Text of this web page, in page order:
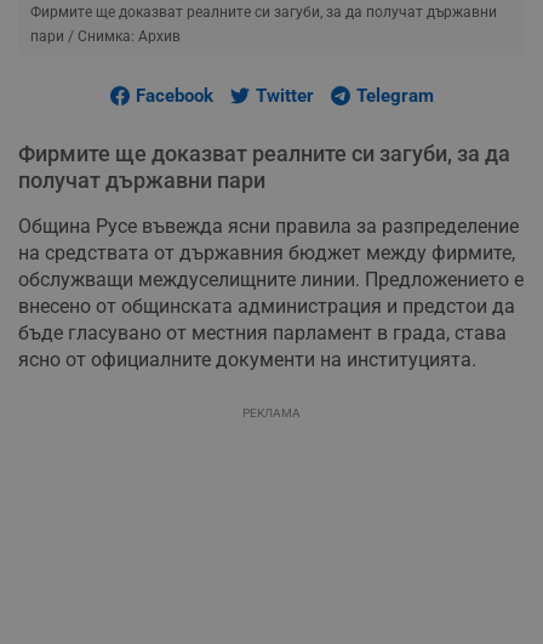
Фирмите ще доказват реалните си загуби, за да получат държавни
пари / Снимка: Архив
Facebook Twitter Telegram
Фирмите ще доказват реалните си загуби, за да
получат държавни пари
Община Русе въвежда ясни правила за разпределение
на средствата от държавния бюджет между фирмите,
обслужващи междуселищните линии. Предложението е
внесено от общинската администрация и предстои да
бъде гласувано от местния парламент в града, става
ясно от официалните документи на институцията.
РЕКЛАМА